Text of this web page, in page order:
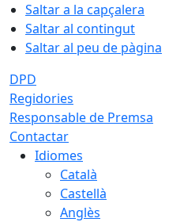
Saltar a la capçalera
Saltar al contingut
Saltar al peu de pàgina
DPD
Regidories
Responsable de Premsa
Contactar
Idiomes
Català
Castellà
Anglès